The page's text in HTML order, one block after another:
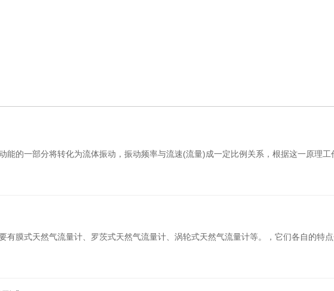
能的一部分将转化为流体振动，振动频率与流速(流量)成一定比例关系，根据这一原理
有膜式天然气流量计、罗茨式天然气流量计、涡轮式天然气流量计等。，它们各自的特